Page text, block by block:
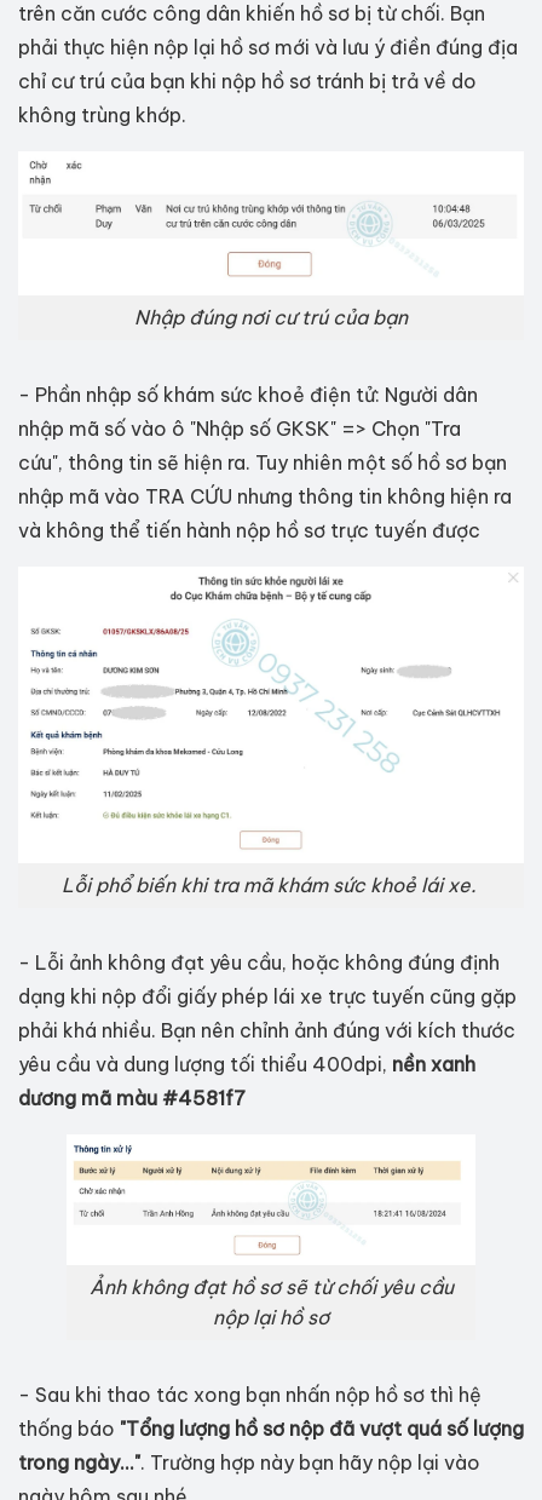
trên căn cước công dân khiến hồ sơ bị từ chối. Bạn
phải thực hiện nộp lại hồ sơ mới và lưu ý điền đúng địa
chỉ cư trú của bạn khi nộp hồ sơ tránh bị trả về do
không trùng khớp.
Nhập đúng nơi cư trú của bạn
- Phần nhập số khám sức khoẻ điện tử: Người dân
nhập mã số vào ô "Nhập số GKSK" => Chọn "Tra
cứu", thông tin sẽ hiện ra. Tuy nhiên một số hồ sơ bạn
nhập mã vào TRA CỨU nhưng thông tin không hiện ra
và không thể tiến hành nộp hồ sơ trực tuyến được
Lỗi phổ biến khi tra mã khám sức khoẻ lái xe.
- Lỗi ảnh không đạt yêu cầu, hoặc không đúng định
dạng khi nộp đổi giấy phép lái xe trực tuyến cũng gặp
phải khá nhiều. Bạn nên chỉnh ảnh đúng với kích thước
yêu cầu và dung lượng tối thiểu 400dpi, nền xanh
dương mã màu #4581f7
Ảnh không đạt hồ sơ sẽ từ chối yêu cầu
nộp lại hồ sơ
- Sau khi thao tác xong bạn nhấn nộp hồ sơ thì hệ
thống báo "Tổng lượng hồ sơ nộp đã vượt quá số lượng
trong ngày...". Trường hợp này bạn hãy nộp lại vào